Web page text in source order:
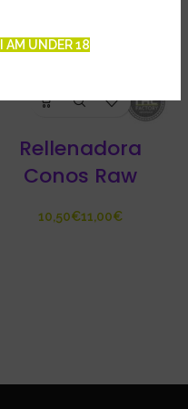
I AM UNDER 18
Rellenadora
Conos Raw
€ €